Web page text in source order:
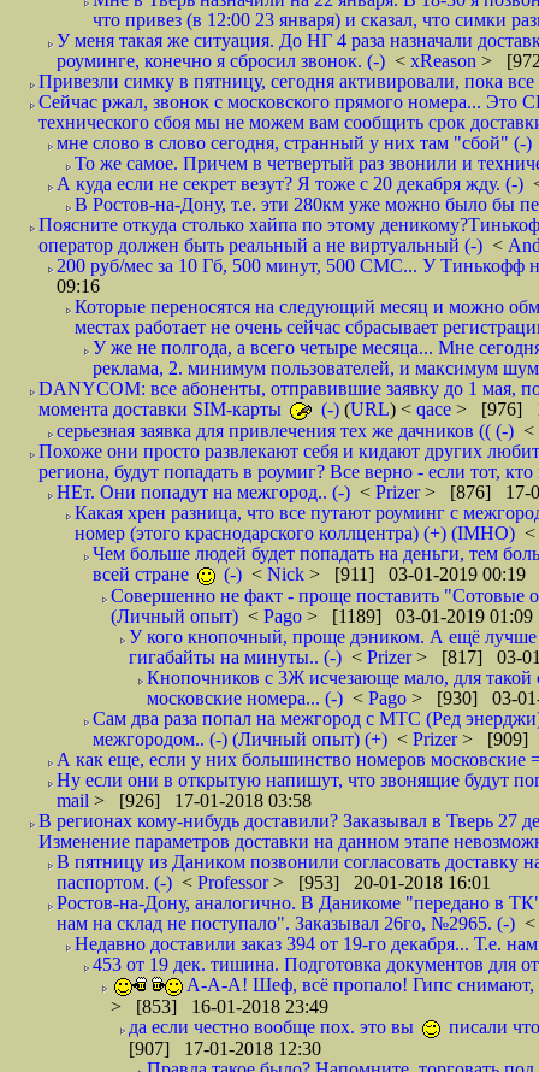
что привез (в 12:00 23 января) и сказал, что симки
У меня такая же ситуация. До НГ 4 раза назначали
роуминге, конечно я сбросил звонок. (-) < xReason >
Привезли симку в пятницу, сегодня активировали, пока
Сейчас ржал, звонок с московского прямого номера... Это
технического сбоя мы не можем вам сообщить срок
мне слово в слово сегодня, странный у них там "сбой" (-)
То же самое. Причем в четвертый раз звонили и
А куда если не секрет везут? Я тоже с 20 декабря жду. (-)
В Ростов-на-Дону, т.е. эти 280км уже можно было бы
Поясните откуда столько хайпа по этому
оператор должен быть реальный а не виртуальный (-) <
200 руб/мес за 10 Гб, 500 минут, 500 СМС... У Тинькофф
09:16
Которые переносятся на следующий месяц и можно
местах работает не очень сейчас сбрасывает
У же не полгода, а всего четыре месяца... Мне
реклама, 2. минимум пользователей, и максимум
DANYCOM: все абоненты, отправившие заявку до 1 мая,
момента доставки SIM-карты
(-) (URL) < qace > [976]
серьезная заявка для привлечения тех же дачников (( (-) <
Похоже они просто развлекают себя и кидают других
региона, будут попадать в роумиг? Все верно - если тот,
НЕт. Они попадут на межгород.. (-) < Prizer> [876] 17-
Какая хрен разница, что все путают роуминг с
номер (этого краснодарского коллцентра) (+) (IMHO) <
Чем больше людей будет попадать на деньги, тем
всей стране
(-) < Nick > [911] 03-01-2019 00:19
Совершенно не факт - проще поставить "Сотовые
(Личный опыт) < Pago > [1189] 03-01-2019 01:09
У кого кнопочный, проще дэником. А ещё лучше
гигабайты на минуты.. (-) < Prizer> [817] 03-
Кнопочников с 3Ж исчезающе мало, для такой
московские номера... (-) < Pago > [930] 03-01-
Сам два раза попал на межгород с МТС (Ред
межгородом.. (-) (Личный опыт) (+) < Prizer> [909]
А как еще, если у них большинство номеров московские
Ну если они в открытую напишут, что звонящие будут
mail > [926] 17-01-2018 03:58
В регионах кому-нибудь доставили? Заказывал в Тверь 27
Изменение параметров доставки на данном этапе
В пятницу из Даником позвонили согласовать доставку
паспортом. (-) < Professor> [953] 20-01-2018 16:01
Ростов-на-Дону, аналогично. В Даникоме "передано в
нам на склад не поступало". Заказывал 26го, №2965. (-) <
Недавно доставили заказ 394 от 19-го декабря... Т.е.
453 от 19 дек. тишина. Подготовка документов для
А-А-А! Шеф, всё пропало! Гипс снимают,
> [853] 16-01-2018 23:49
да если честно вообще пох. это вы
писали
[907] 17-01-2018 12:30